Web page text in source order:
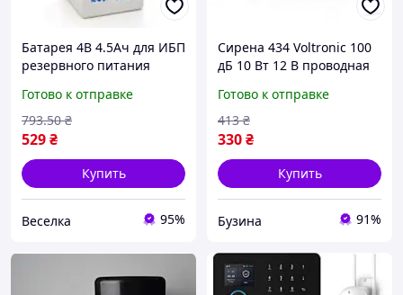
Батарея 4В 4.5Ач для ИБП
резервного питания
систем безопасности
SPICY
Готово к отправке
529₴
793.50 ₴
Купить
Веселка 95%
Сирена 434 Voltronic 100
дБ 10 Вт 12 В проводная
buzyna
Готово к отправке
330₴
413 ₴
Купить
Бузина 91%